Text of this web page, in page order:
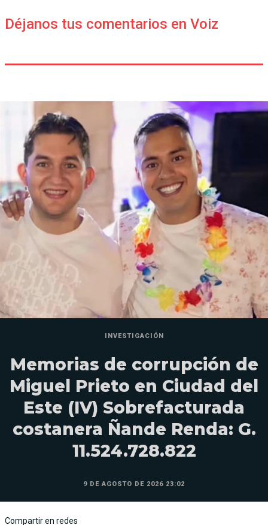
Déjanos tus comentarios en Voiz
INVESTIGACIÓN
Memorias de corrupción de
Miguel Prieto en Ciudad del
Este (IV) Sobrefacturada
costanera Ñande Renda: G.
11.524.728.822
9 DE AGOSTO DE 2026 23:02
Compartir en redes